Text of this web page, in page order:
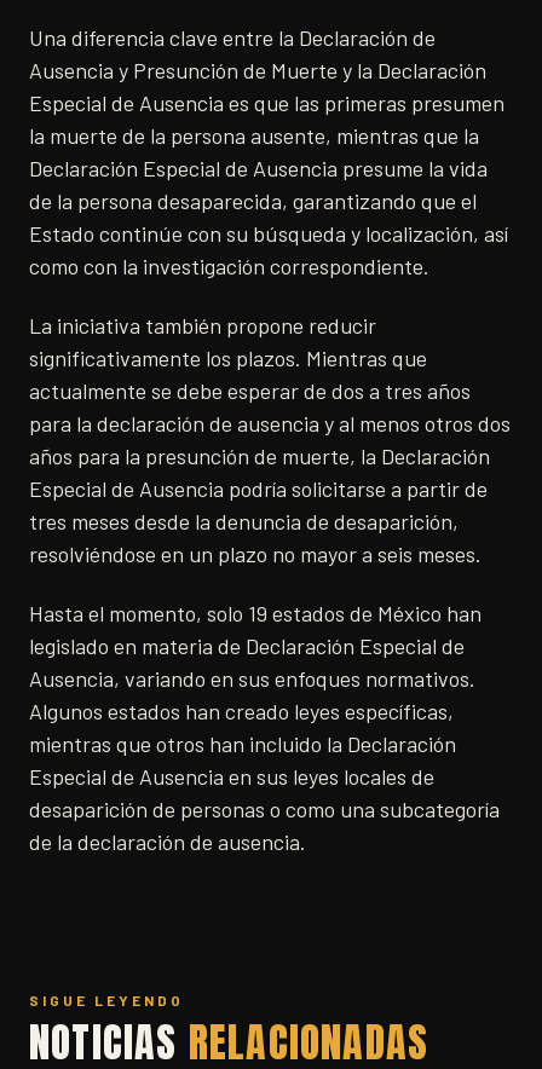
Una diferencia clave entre la Declaración de
Ausencia y Presunción de Muerte y la Declaración
Especial de Ausencia es que las primeras presumen
la muerte de la persona ausente, mientras que la
Declaración Especial de Ausencia presume la vida
de la persona desaparecida, garantizando que el
Estado continúe con su búsqueda y localización, así
como con la investigación correspondiente.
La iniciativa también propone reducir
significativamente los plazos. Mientras que
actualmente se debe esperar de dos a tres años
para la declaración de ausencia y al menos otros dos
años para la presunción de muerte, la Declaración
Especial de Ausencia podría solicitarse a partir de
tres meses desde la denuncia de desaparición,
resolviéndose en un plazo no mayor a seis meses.
Hasta el momento, solo 19 estados de México han
legislado en materia de Declaración Especial de
Ausencia, variando en sus enfoques normativos.
Algunos estados han creado leyes específicas,
mientras que otros han incluido la Declaración
Especial de Ausencia en sus leyes locales de
desaparición de personas o como una subcategoría
de la declaración de ausencia.
SIGUE LEYENDO
NOTICIAS RELACIONADAS